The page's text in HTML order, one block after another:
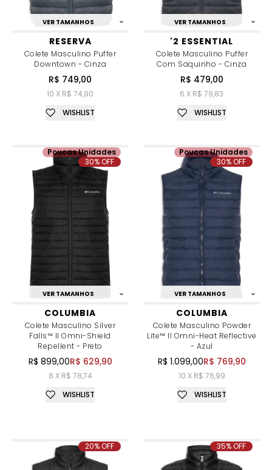
VER TAMANHOS
RESERVA
Colete Masculino Puffer
Downtown - Cinza
R$ 749,00
10 X R$ 74,90
WISHLIST
VER TAMANHOS
'2 ESSENTIAL
Colete Masculino Puffer
Com Saquinho - Cinza
R$ 479,00
6 X R$ 79,83
WISHLIST
VER TAMANHOS
COLUMBIA
Colete Masculino Silver
Falls™ II Omni-Shield
Repellent - Preto
R$ 899,00R$ 629,90
8 X R$ 78,74
Poucas Unidades
30% OFF
WISHLIST
VER TAMANHOS
COLUMBIA
Colete Masculino Powder
Lite™ II Omni-Heat Reflective
- Azul
R$ 1.099,00R$ 769,90
10 X R$ 76,99
Poucas Unidades
30% OFF
WISHLIST
20% OFF 35% OFF